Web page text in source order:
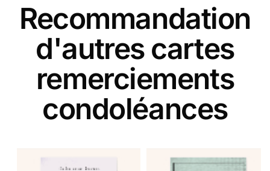
Recommandation
d'autres cartes
remerciements
condoléances